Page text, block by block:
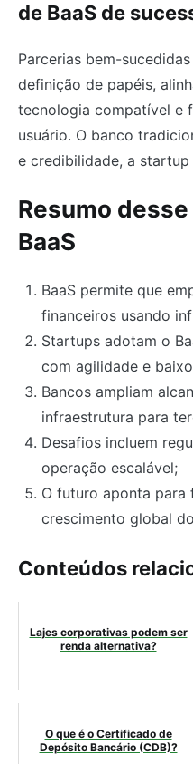
de BaaS de
Parcerias bem-
definição de papéis,
tecnologia compatível e
usuário. O banco
e credibilidade, a
Resumo
BaaS
BaaS permite que
financeiros usando
Startups adotam o
com agilidade e
Bancos ampliam
infraestrutura para
Desafios incluem
operação escalável;
O futuro aponta para
crescimento global
Conteúdos
Lajes corporativas podem ser
renda alternativa?
O que é o Certificado de
Depósito Bancário (CDB)?